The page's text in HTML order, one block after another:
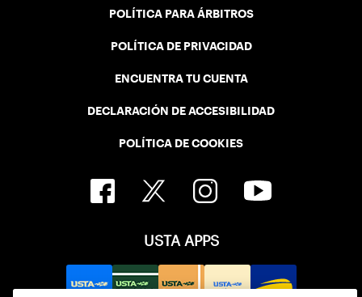
POLÍTICA PARA ÁRBITROS
POLÍTICA DE PRIVACIDAD
ENCUENTRA TU CUENTA
DECLARACIÓN DE ACCESIBILIDAD
POLÍTICA DE COOKIES
USTA APPS